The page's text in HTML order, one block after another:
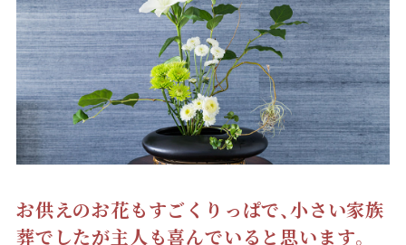
お供えのお花もすごくりっぱで、小さい家族
葬でしたが主人も喜んでいると思います。